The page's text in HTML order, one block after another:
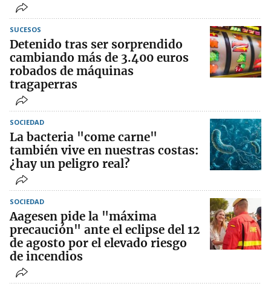
SUCESOS
Detenido tras ser sorprendido
cambiando más de 3.400 euros
robados de máquinas
tragaperras
SOCIEDAD
La bacteria "come carne"
también vive en nuestras costas:
¿hay un peligro real?
SOCIEDAD
Aagesen pide la "máxima
precaución" ante el eclipse del 12
de agosto por el elevado riesgo
de incendios